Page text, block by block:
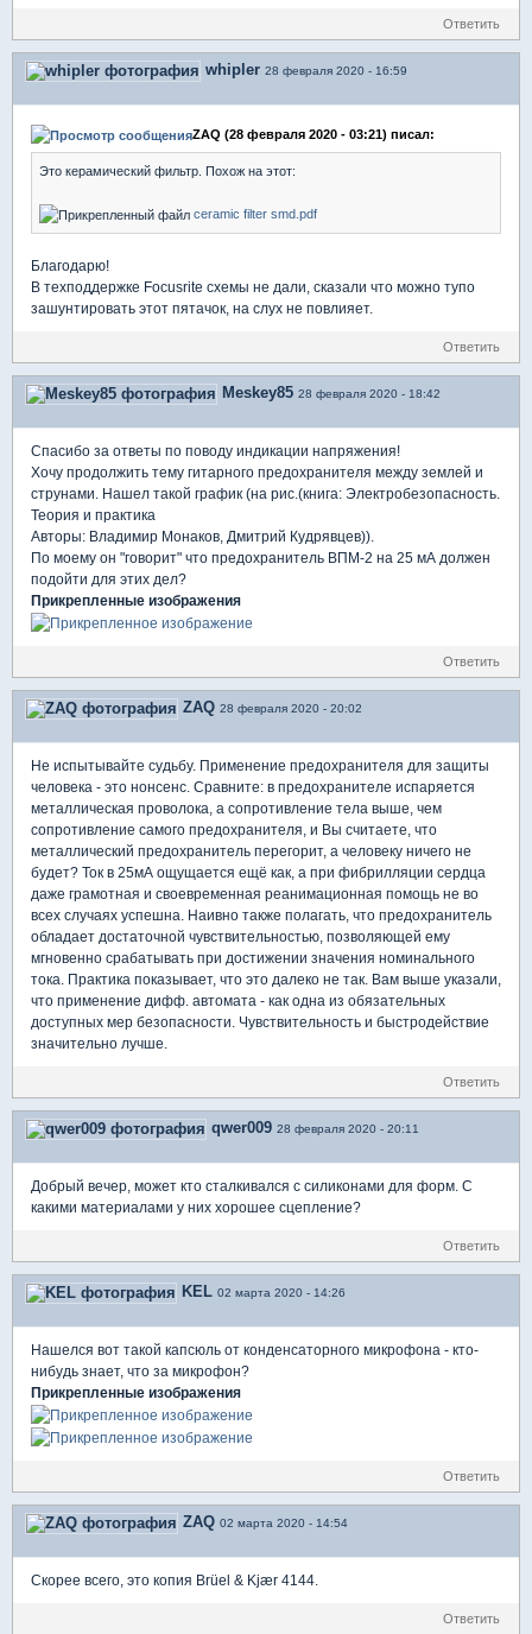
Ответить
whipler 28 февраля 2020 - 16:59
ZAQ (28 февраля 2020 - 03:21) писал:
Это керамический фильтр. Похож на этот:
ceramic filter smd.pdf
Благодарю!
В техподдержке Focusrite схемы не дали, сказали что можно тупо
зашунтировать этот пятачок, на слух не повлияет.
Ответить
Meskey85 28 февраля 2020 - 18:42
Спасибо за ответы по поводу индикации напряжения!
Хочу продолжить тему гитарного предохранителя между землей и
струнами. Нашел такой график (на рис.(книга: Электробезопасность.
Теория и практика
Авторы: Владимир Монаков, Дмитрий Кудрявцев)).
По моему он "говорит" что предохранитель ВПМ-2 на 25 мА должен
подойти для этих дел?
Прикрепленные изображения
Ответить
ZAQ 28 февраля 2020 - 20:02
Не испытывайте судьбу. Применение предохранителя для защиты
человека - это нонсенс. Сравните: в предохранителе испаряется
металлическая проволока, а сопротивление тела выше, чем
сопротивление самого предохранителя, и Вы считаете, что
металлический предохранитель перегорит, а человеку ничего не
будет? Ток в 25мА ощущается ещё как, а при фибрилляции сердца
даже грамотная и своевременная реанимационная помощь не во
всех случаях успешна. Наивно также полагать, что предохранитель
обладает достаточной чувствительностью, позволяющей ему
мгновенно срабатывать при достижении значения номинального
тока. Практика показывает, что это далеко не так. Вам выше указали,
что применение дифф. автомата - как одна из обязательных
доступных мер безопасности. Чувствительность и быстродействие
значительно лучше.
Ответить
qwer009 28 февраля 2020 - 20:11
Добрый вечер, может кто сталкивался с силиконами для форм. С
какими материалами у них хорошее сцепление?
Ответить
KEL 02 марта 2020 - 14:26
Нашелся вот такой капсюль от конденсаторного микрофона - кто-
нибудь знает, что за микрофон?
Прикрепленные изображения
Ответить
ZAQ 02 марта 2020 - 14:54
Скорее всего, это копия Brüel & Kjær 4144.
Ответить